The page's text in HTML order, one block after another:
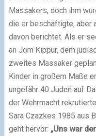
Massakers, doch ihm
die er beschäftigte, aber
davon berichtet. Als er
an Jom Kippur, dem
zweites Massaker
Kinder in großem Maße
ungefähr 40 Juden auf
der Wehrmacht
Sara Czazkes 1985 aus
geht hervor: „Uns war